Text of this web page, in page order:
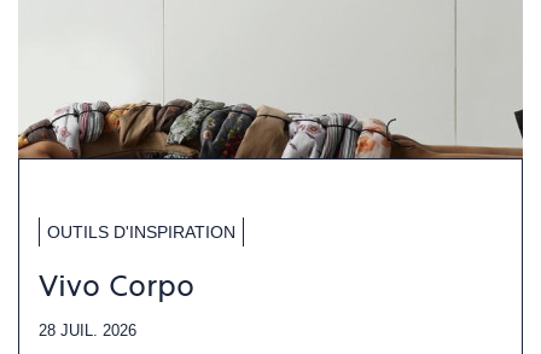
OUTILS D'INSPIRATION
Vivo Corpo
28 JUIL. 2026